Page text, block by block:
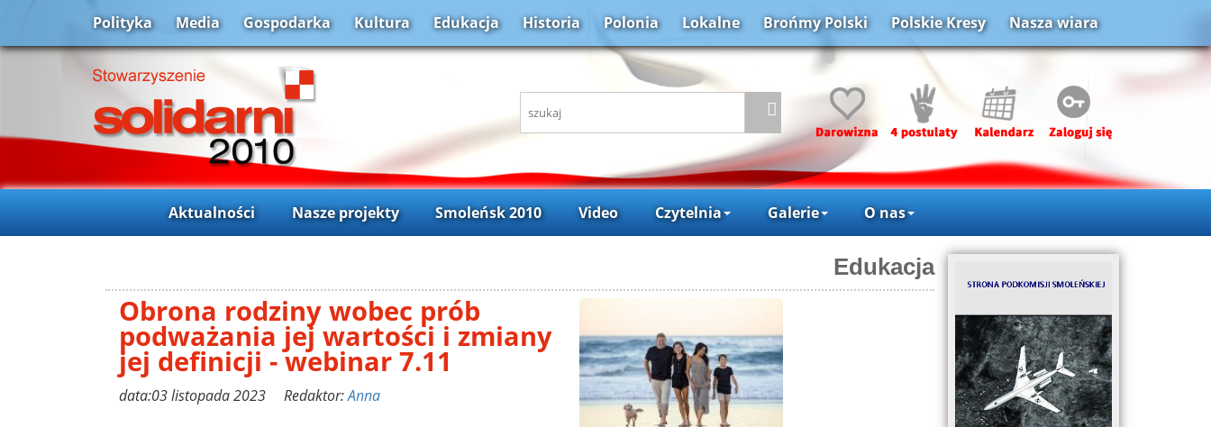
Polityka Media Gospodarka Kultura Edukacja Historia Polonia Lokalne Brońmy Polski Polskie Kresy Nasza wiara
Aktualności Nasze projekty Smoleńsk 2010 Video Czytelnia Galerie O nas
Edukacja
Obrona rodziny wobec prób
podważania jej wartości i zmiany
jej definicji - webinar 7.11
data:03 listopada 2023 Redaktor:Anna